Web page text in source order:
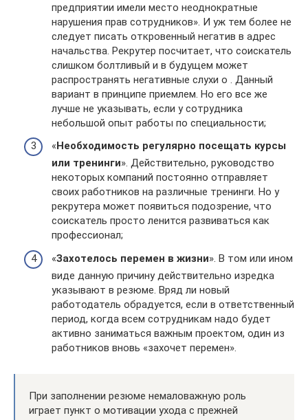
предприятии имели место неоднократные
нарушения прав сотрудников». И уж тем более не
следует писать откровенный негатив в адрес
начальства. Рекрутер посчитает, что соискатель
слишком болтливый и в будущем может
распространять негативные слухи о . Данный
вариант в принципе приемлем. Но его все же
лучше не указывать, если у сотрудника
небольшой опыт работы по специальности;
«Необходимость регулярно посещать курсы
или тренинги». Действительно, руководство
некоторых компаний постоянно отправляет
своих работников на различные тренинги. Но у
рекрутера может появиться подозрение, что
соискатель просто ленится развиваться как
профессионал;
«Захотелось перемен в жизни». В том или ином
виде данную причину действительно изредка
указывают в резюме. Вряд ли новый
работодатель обрадуется, если в ответственный
период, когда всем сотрудникам надо будет
активно заниматься важным проектом, один из
работников вновь «захочет перемен».
При заполнении резюме немаловажную роль
играет пункт о мотивации ухода с прежней